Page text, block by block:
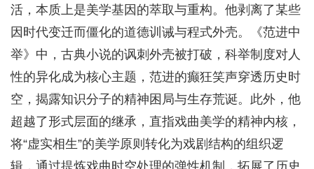
活，本质上是美学基因的萃取与重构。他剥离了某些
因时代变迁而僵化的道德训诫与程式外壳。《范进中
举》中，古典小说的讽刺外壳被打破，科举制度对人
性的异化成为核心主题，范进的癫狂笑声穿透历史时
空，揭露知识分子的精神困局与生存荒诞。此外，他
超越了形式层面的继承，直指戏曲美学的精神内核，
将“虚实相生”的美学原则转化为戏剧结构的组织逻